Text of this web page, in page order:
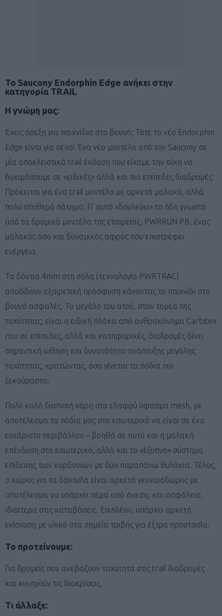
Το Saucony Endorphin Edge ανήκει στην
κατηγορία TRAIL
Η γνώμη μας:
Έχεις όρεξη για παιχνίδια στο βουνό; Τότε το νέο Endorphin
Edge είναι για σένα! Ένα νέο μοντέλο από την Saucony σε
μία αποκλειστικά trail έκδοση που είχαμε την τύχη να
δοκιμάσουμε σε «ειδικές» αλλά και πιο επίπεδες διαδρομές.
Πρόκειται για ένα trail μοντέλο με αρκετά μαλακό, αλλά
πολύ σταθερό πάτημα. Γι’ αυτό «δουλεύει» το ήδη γνωστό
από τα δρομικά μοντέλα της εταιρείας, PWRRUN PB, ένας
μαλακός όσο και δυναμικός αφρός που επιστρέφει
ενέργεια.
Τα δόντια 4mm στη σόλα (τεχνολογία PWRTRAC)
αποδίδουν εξαιρετική πρόσφυση κάνοντας το παιχνίδι στο
βουνό ασφαλές. Το μεγάλο του ατού, στον τομέα της
ταχύτητας, είναι η ειδική πλάκα από ανθρακόνημα Carbitex
που σε επίπεδες, αλλά και κατηφορικές, διαδρομές δίνει
σημαντική ώθηση και δυνατότητα ανάπτυξης μεγάλης
ταχύτητας, κρατώντας, όσο γίνεται τα πόδια πιο
ξεκούραστα.
Πολύ καλή διαπνοή χάρη στο ελαφρύ ύφασμα mesh, με
αποτέλεσμα τα πόδια μας στο εσωτερικό να είναι σε ένα
ευχάριστο περιβάλλον – βοηθά σε αυτό και η μαλακή
επένδυση στο εσωτερικό, αλλά και το «έξυπνο» σύστημα
επίδεσης των κορδονιών με δύο παραπάνω θυλάκια. Τέλος,
ο χώρος για τα δάχτυλα είναι αρκετά γενναιόδωρος με
αποτέλεσμα να υπάρχει πέρα από άνεση, και ασφάλεια,
ιδιαίτερα στις καταβάσεις. Επιπλέον, υπάρχει αρκετή
ενίσχυση με υλικό στα σημεία τριβής για έξτρα προστασία.
Το προτείνουμε:
Για δρομείς που ανεβάζουν ταχύτητα στις trail διαδρομές
και κυνηγούν τις διακρίσεις.
Τι άλλαξε: